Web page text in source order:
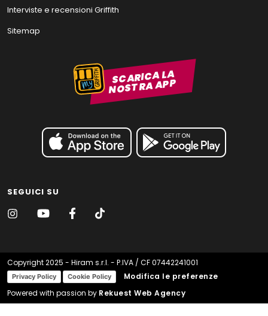
Interviste e recensioni Griffith
Sitemap
SCARICA LA
NOSTRA APP
SEGUICI SU
Copyright 2025 - Hiram s.r.l. - P.IVA / CF 07442241001
Privacy Policy Cookie Policy
Modifica le preferenze
Powered with passion by Rekuest Web Agency